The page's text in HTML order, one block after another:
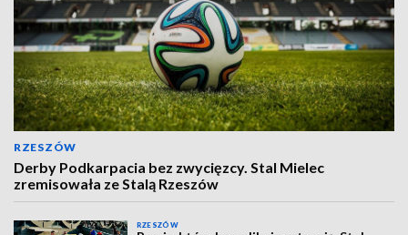
RZESZÓW
Derby Podkarpacia bez zwycięzcy. Stal Mielec
zremisowała ze Stalą Rzeszów
RZESZÓW